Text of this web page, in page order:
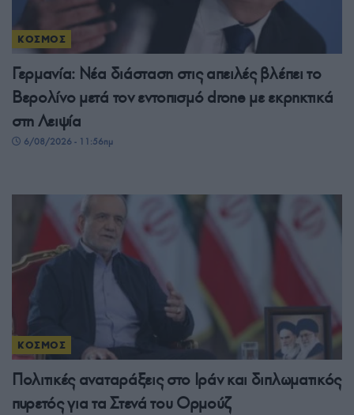
ΚΟΣΜΟΣ
Γερμανία: Νέα διάσταση στις απειλές βλέπει το
Βερολίνο μετά τον εντοπισμό drone με εκρηκτικά
στη Λειψία
6/08/2026 - 11:56πμ
ΚΟΣΜΟΣ
Πολιτικές αναταράξεις στο Ιράν και διπλωματικός
πυρετός για τα Στενά του Ορμούζ